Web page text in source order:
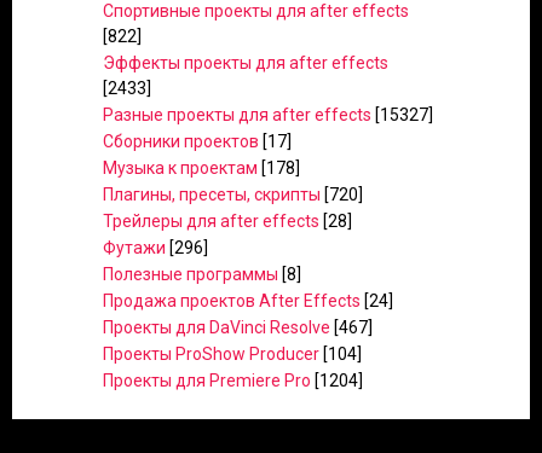
Спортивные проекты для after effects
[822]
Эффекты проекты для after effects
[2433]
Разные проекты для after effects [15327]
Сборники проектов [17]
Музыка к проектам [178]
Плагины, пресеты, скрипты [720]
Трейлеры для after effects [28]
Футажи [296]
Полезные программы [8]
Продажа проектов After Effects [24]
Проекты для DaVinci Resolve [467]
Проекты ProShow Producer [104]
Проекты для Premiere Pro [1204]